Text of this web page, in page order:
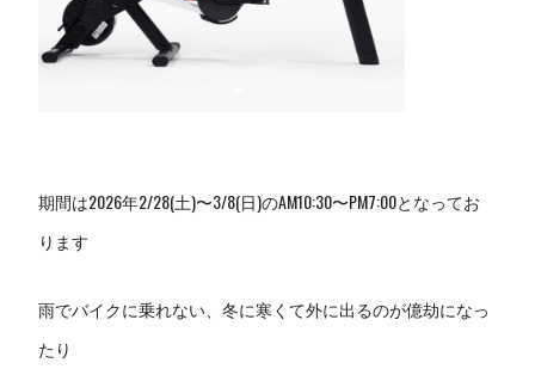
期間は2026年2/28(土)〜3/8(日)のAM10:30〜PM7:00となってお
ります
雨でバイクに乗れない、冬に寒くて外に出るのが億劫になっ
たり